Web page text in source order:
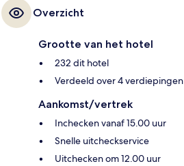
Overzicht
Grootte van het hotel
232 dit hotel
Verdeeld over 4 verdiepingen
Aankomst/vertrek
Inchecken vanaf 15.00 uur
Snelle uitcheckservice
Uitchecken om 12.00 uur